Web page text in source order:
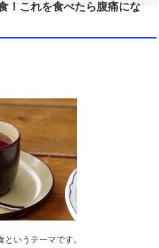
！これを食べたら腹痛にな
いうテーマです。